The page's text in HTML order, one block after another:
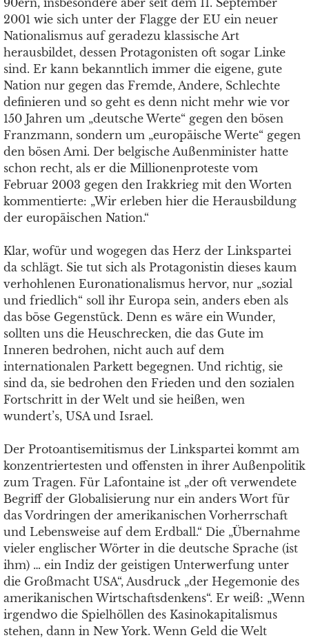
90ern, insbesondere aber seit dem 11. September
2001 wie sich unter der Flagge der EU ein neuer
Nationalismus auf geradezu klassische Art
herausbildet, dessen Protagonisten oft sogar Linke
sind. Er kann bekanntlich immer die eigene, gute
Nation nur gegen das Fremde, Andere, Schlechte
definieren und so geht es denn nicht mehr wie vor
150 Jahren um „deutsche Werte“ gegen den bösen
Franzmann, sondern um „europäische Werte“ gegen
den bösen Ami. Der belgische Außenminister hatte
schon recht, als er die Millionenproteste vom
Februar 2003 gegen den Irakkrieg mit den Worten
kommentierte: „Wir erleben hier die Herausbildung
der europäischen Nation.“
Klar, wofür und wogegen das Herz der Linkspartei
da schlägt. Sie tut sich als Protagonistin dieses kaum
verhohlenen Euronationalismus hervor, nur „sozial
und friedlich“ soll ihr Europa sein, anders eben als
das böse Gegenstück. Denn es wäre ein Wunder,
sollten uns die Heuschrecken, die das Gute im
Inneren bedrohen, nicht auch auf dem
internationalen Parkett begegnen. Und richtig, sie
sind da, sie bedrohen den Frieden und den sozialen
Fortschritt in der Welt und sie heißen, wen
wundert’s, USA und Israel.
Der Protoantisemitismus der Linkspartei kommt am
konzentriertesten und offensten in ihrer Außenpolitik
zum Tragen. Für Lafontaine ist „der oft verwendete
Begriff der Globalisierung nur ein anders Wort für
das Vordringen der amerikanischen Vorherrschaft
und Lebensweise auf dem Erdball.“ Die „Übernahme
vieler englischer Wörter in die deutsche Sprache (ist
ihm) … ein Indiz der geistigen Unterwerfung unter
die Großmacht USA“, Ausdruck „der Hegemonie des
amerikanischen Wirtschaftsdenkens“. Er weiß: „Wenn
irgendwo die Spielhöllen des Kasinokapitalismus
stehen, dann in New York. Wenn Geld die Welt